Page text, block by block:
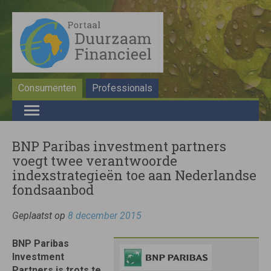
Consumenten Professionals
BNP Paribas investment partners
voegt twee verantwoorde
indexstrategieën toe aan Nederlandse
fondsaanbod
Geplaatst op 8 december 2015
BNP Paribas
Investment